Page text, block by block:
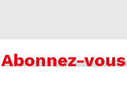
Abonnez-vous